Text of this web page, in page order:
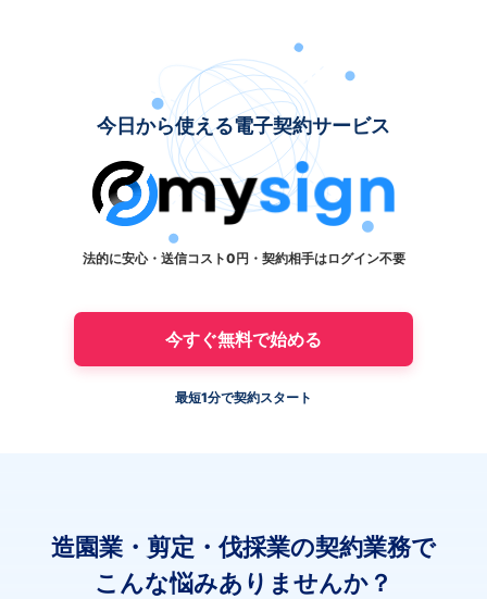
今日から使える電子契約サービス
法的に安心・送信コスト0円・契約相手はログイン不要
今すぐ無料で始める
最短1分で契約スタート
造園業・剪定・伐採業の契約業務で
こんな悩みありませんか？